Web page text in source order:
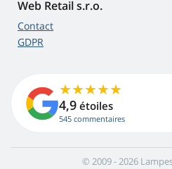
Web Retail s.r.o.
Contact
GDPR
4,9 étoiles
545 commentaires
© 2009 - 2026